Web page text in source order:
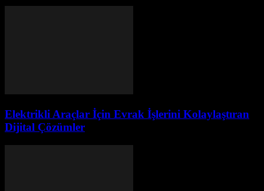
Elektrikli Araçlar İçin Evrak İşlerini Kolaylaştıran
Dijital Çözümler